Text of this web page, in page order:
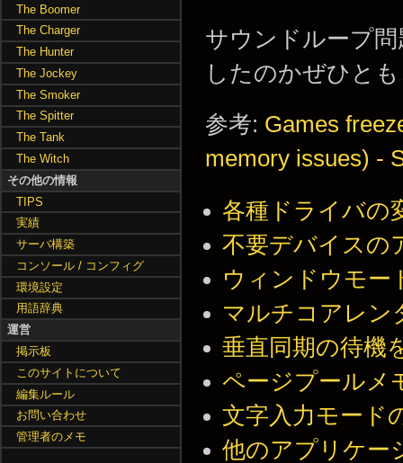
サウンドループ
したのかぜひと
参考: Games
memory issues) -
各種ドライバの
不要デバイスの
ウィンドウモー
マルチコアレン
垂直同期の待機
ページプールメ
文字入力モード
他のアプリケー
The Boomer
The Charger
The Hunter
The Jockey
The Smoker
The Spitter
The Tank
The Witch
その他の情報
TIPS
実績
サーバ構築
コンソール / コンフィグ
環境設定
用語辞典
運営
掲示板
このサイトについて
編集ルール
お問い合わせ
管理者のメモ